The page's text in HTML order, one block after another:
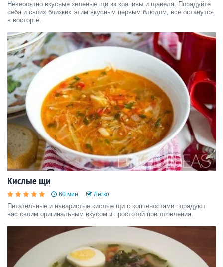
Невероятно вкусные зеленые щи из крапивы и щавеля. Порадуйте
себя и своих близких этим вкусным первым блюдом, все останутся
в восторге.
Кислые щи
60 мин. Легко
Питательные и наваристые кислые щи с копченостями порадуют
вас своим оригинальным вкусом и простотой приготовления.